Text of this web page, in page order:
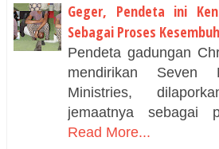
Geger, Pendeta ini
Sebagai Proses
Pendeta gadungan
mendirikan
Ministries,
jemaatnya sebagai
Read More...